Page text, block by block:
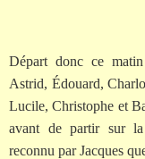
Départ donc ce
Astrid, Édouard,
Lucile, Christophe et
avant de partir sur la
reconnu par Jacques